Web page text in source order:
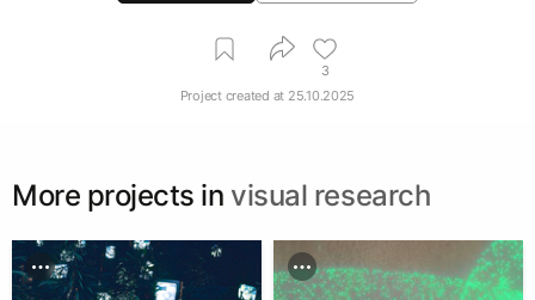
3
Project created at 25.10.2025
More projects in visual research